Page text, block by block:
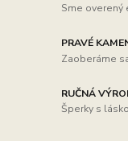
Sme overený
PRAVÉ
Zaoberáme
RUČNÁ
Šperky s